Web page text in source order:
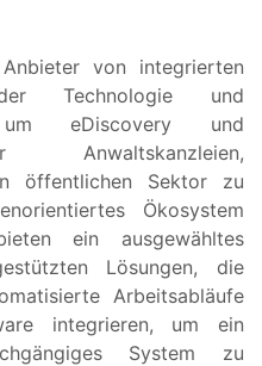
von integrierten
der Technologie und
eDiscovery und
Anwaltskanzleien,
öffentlichen Sektor zu
Ökosystem
ein ausgewähltes
Lösungen, die
Arbeitsabläufe
integrieren, um ein
System zu